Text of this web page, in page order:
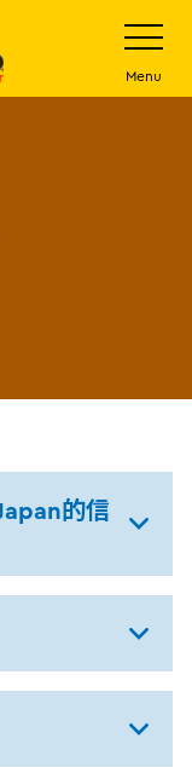
打
開
網
站
菜
單
Menu
的信